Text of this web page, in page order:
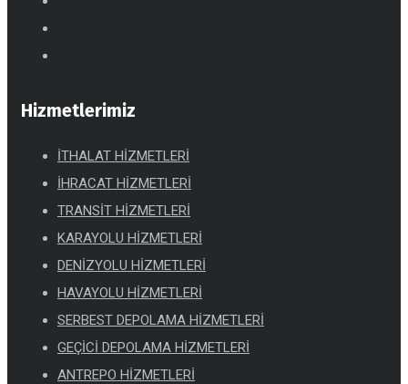
Hizmetlerimiz
İTHALAT HİZMETLERİ
İHRACAT HİZMETLERİ
TRANSİT HİZMETLERİ
KARAYOLU HİZMETLERİ
DENİZYOLU HİZMETLERİ
HAVAYOLU HİZMETLERİ
SERBEST DEPOLAMA HİZMETLERİ
GEÇİCİ DEPOLAMA HİZMETLERİ
ANTREPO HİZMETLERİ